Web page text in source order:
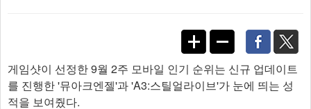
게임샷이 선정한 9월 2주 모바일 인기 순위는 신규 업데이트
를 진행한 '뮤아크엔젤'과 'A3:스틸얼라이브'가 눈에 띄는 성
적을 보여줬다.